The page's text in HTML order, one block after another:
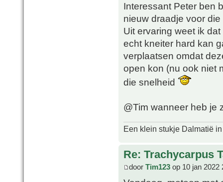
Interessant Peter ben
nieuw draadje voor
Uit ervaring weet ik
echt kneiter hard kan
verplaatsen omdat
open kon (nu ook niet
die snelheid
@Tim wanneer heb je
Een klein stukje Dalmatië
Re: Trachycarpus
door Tim123 op 10 jan 2022